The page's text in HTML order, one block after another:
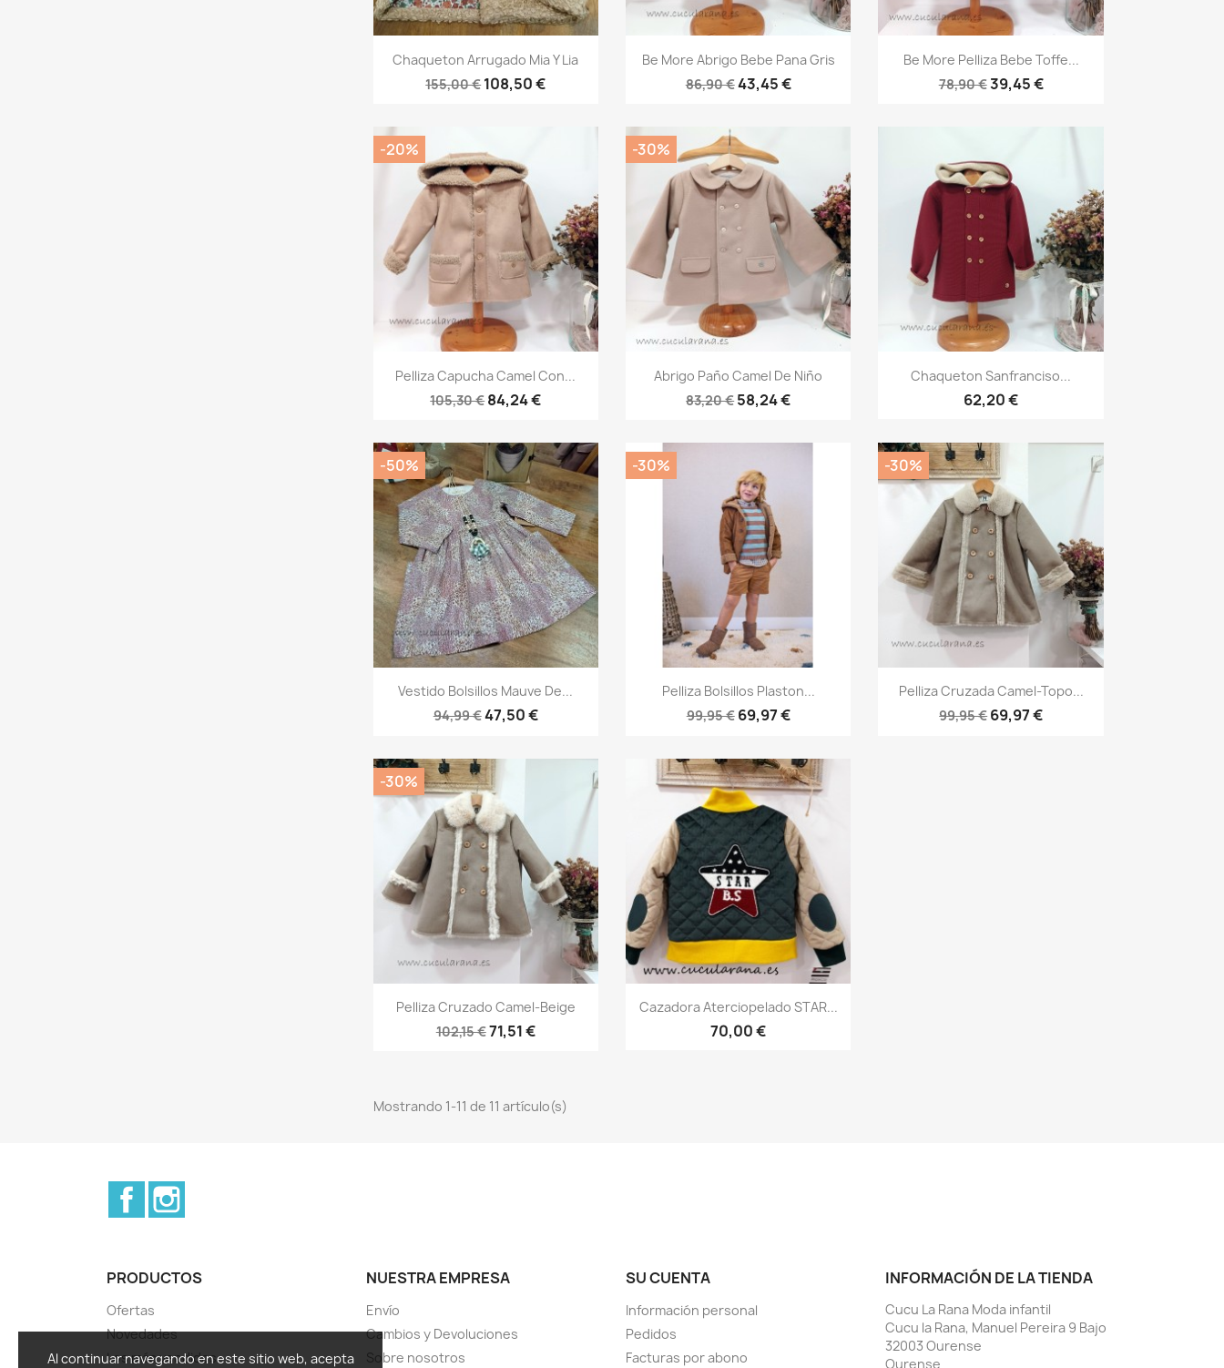
Vista rápida
Chaqueton Arrugado Mia Y Lia
155,00 €108,50 €
Vista rápida
Be More Abrigo Bebe Pana Gris
86,90 €43,45 €
Vista rápida
Be More Pelliza Bebe Toffe...
78,90 €39,45 €
Vista rápida
Pelliza Capucha Camel Con...
105,30 €84,24 €
-20%
Vista rápida
Abrigo Paño Camel De Niño
83,20 €58,24 €
-30%
Vista rápida
Chaqueton Sanfranciso...
62,20 €
Vista rápida
Vestido Bolsillos Mauve De...
94,99 €47,50 €
-50%
Vista rápida
Pelliza Bolsillos Plaston...
99,95 € 69,97 €
-30%
Vista rápida
Pelliza Cruzada Camel-Topo...
99,95 €69,97 €
-30%
Vista rápida
Pelliza Cruzado Camel-Beige
102,15 €71,51 €
-30%
Vista rápida
Cazadora Aterciopelado STAR...
70,00 €
Mostrando 1-11 de 11 artículo(s)
Facebook
PRODUCTOS
Ofertas
Novedades
Los más vendidos
NUESTRA EMPRESA
Envío
Cambios y Devoluciones
Sobre nosotros
SU CUENTA
Información personal
Pedidos
Facturas por abono
INFORMACIÓN DE LA TIENDA
Cucu La Rana Moda infantil
Cucu la Rana, Manuel Pereira 9 Bajo
32003 Ourense
Ourense
Al continuar navegando en este sitio web, acepta